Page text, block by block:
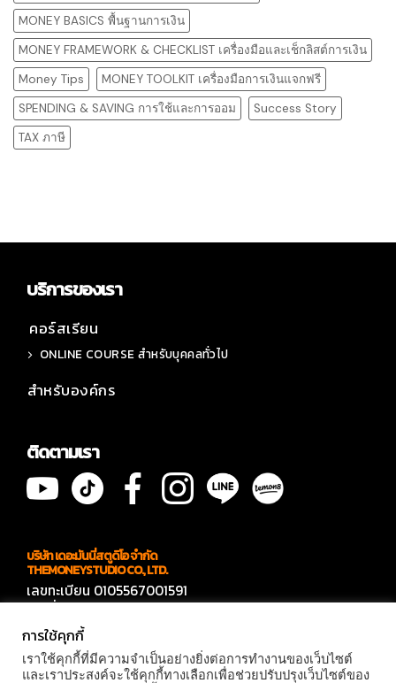
MONEY BASICS พื้นฐานการเงิน
MONEY FRAMEWORK & CHECKLIST เครื่องมือและเช็กลิสต์การเงิน
Money Tips
MONEY TOOLKIT เครื่องมือการเงินแจกฟรี
SPENDING & SAVING การใช้และการออม
Success Story
TAX ภาษี
บริษัท เดอะมันนี่สตูดิโอ จำกัด
THEMONEYSTUDIO CO., LTD.
เลขทะเบียน 0105567001591
เลขที่ 566 ซอยบางบอน 4 ซอย 7
แขวงบางบอนเหนือ เขตบางบอน กทม 10150
ติดต่องาน
คุณแก๊ปเปอร์ 094- 909-4144
บริการของเรา
คอร์สเรียน
ONLINE COURSE สำหรับบุคคลทั่วไป
สำหรับองค์กร
ติดตามเรา
การใช้คุกกี้
เราใช้คุกกี้ที่มีความจำเป็นอย่างยิ่งต่อการทำงานของเว็บไซต์
และเราประสงค์จะใช้คุกกี้ทางเลือกเพื่อช่วยปรับปรุงเว็บไซต์ของ